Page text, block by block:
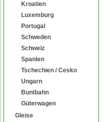
Kroatien
Luxemburg
Portugal
Schweden
Schweiz
Spanien
Tschechien / Cesko
Ungarn
Buntbahn
Güterwagen
Gleise